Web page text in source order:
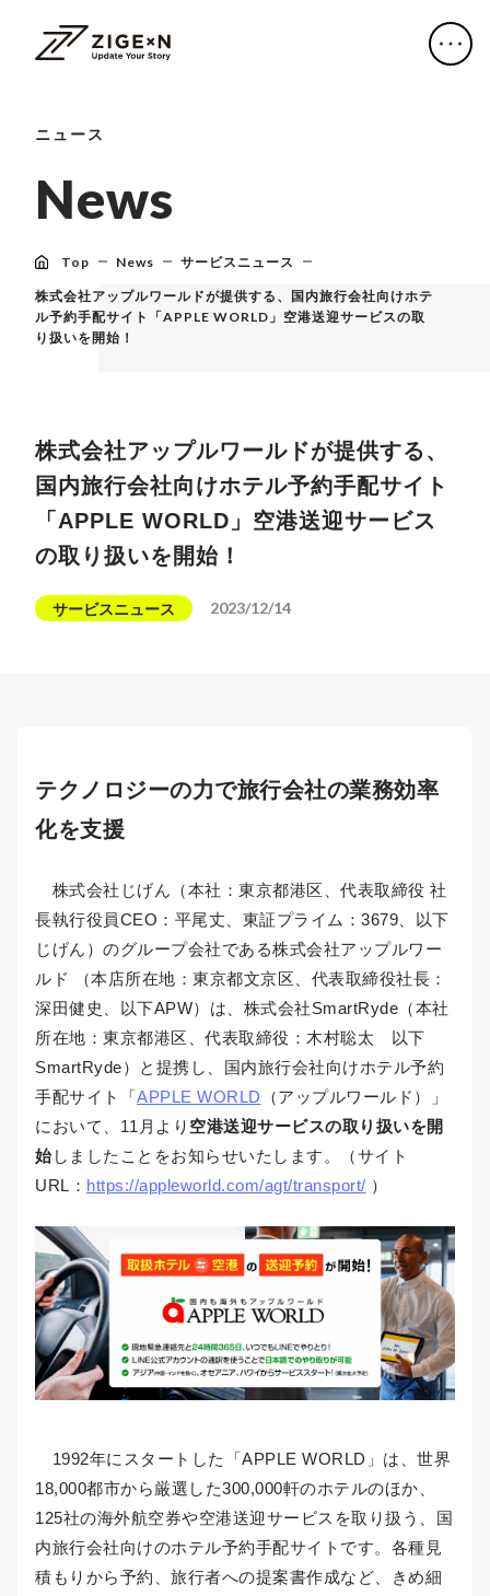
ニュース
News
Top News サービスニュース
株式会社アップルワールドが提供する、国内旅行会社向けホテ
ル予約手配サイト「APPLE WORLD」空港送迎サービスの取
り扱いを開始！
株式会社アップルワールドが提供する、
国内旅行会社向けホテル予約手配サイト
「APPLE WORLD」空港送迎サービス
の取り扱いを開始！
サービスニュース 2023/12/14
テクノロジーの力で旅行会社の業務効率
化を支援
株式会社じげん（本社：東京都港区、代表取締役 社
長執行役員CEO：平尾丈、東証プライム：3679、以下
じげん）のグループ会社である株式会社アップルワー
ルド （本店所在地：東京都文京区、代表取締役社長：
深田健史、以下APW）は、株式会社SmartRyde（本社
所在地：東京都港区、代表取締役：木村聡太 以下
SmartRyde）と提携し、国内旅行会社向けホテル予約
手配サイト「APPLE WORLD （アップルワールド）」
において、11月より 空港送迎サービスの取り扱いを開
始 しましたことをお知らせいたします。（サイト
URL： https://appleworld.com/agt/transport/ ）
1992年にスタートした「APPLE WORLD」は、世界
18,000都市から厳選した300,000軒のホテルのほか、
125社の海外航空券や空港送迎サービスを取り扱う、国
内旅行会社向けのホテル予約手配サイトです。各種見
積もりから予約、旅行者への提案書作成など、きめ細